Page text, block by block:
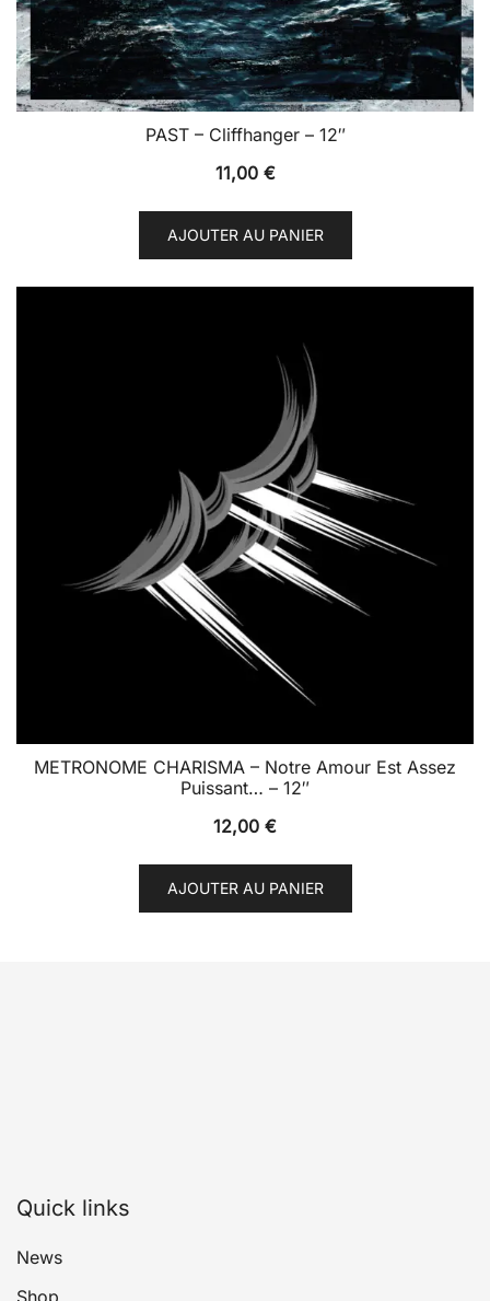
PAST – Cliffhanger – 12″
11,00 €
AJOUTER AU PANIER
METRONOME CHARISMA – Notre Amour Est Assez
Puissant… – 12″
12,00 €
AJOUTER AU PANIER
Quick links
News
Shop